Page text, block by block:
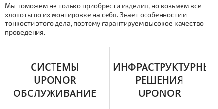
Мы поможем не только приобрести изделия, но возьмем все
хлопоты по их монтировке на себя. Знает особенности и
тонкости этого дела, поэтому гарантируем высокое качество
проведения.
СИСТЕМЫ
UPONOR
ОБСЛУЖИВАНИЕ
ИНФРАСТРУКТУРНЫЕ
РЕШЕНИЯ
UPONOR